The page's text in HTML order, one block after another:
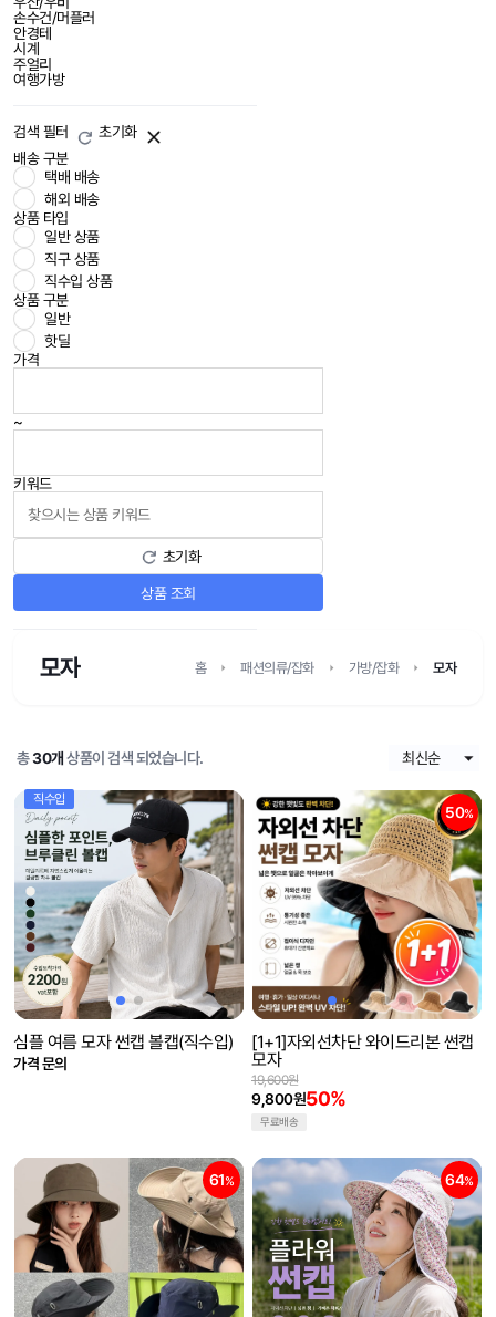
손수건/머플러
안경테
시계
주얼리
여행가방
검색 필터
초기화
배송 구분
택배 배송
해외 배송
상품 타입
일반 상품
직구 상품
직수입 상품
상품 구분
일반
핫딜
가격
~
키워드
초기화
상품 조회
모자 홈 패션의류/잡화 가방/잡화 모자
총30개 상품이 검색 되었습니다.
직수입
심플 여름 모자 썬캡 볼캡(직수입)
가격 문의
50%
[1+1]자외선차단 와이드리본 썬캡
모자
9,800원50%
19,600원
무료배송
61% 64%